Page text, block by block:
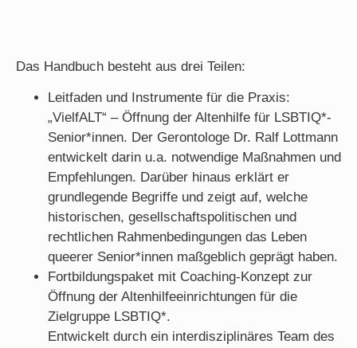
Das Handbuch besteht aus drei Teilen:
Leitfaden und Instrumente für die Praxis:
„VielfALT“ – Öffnung der Altenhilfe für LSBTIQ*-
Senior*innen. Der Gerontologe Dr. Ralf Lottmann
entwickelt darin u.a. notwendige Maßnahmen und
Empfehlungen. Darüber hinaus erklärt er
grundlegende Begriffe und zeigt auf, welche
historischen, gesellschaftspolitischen und
rechtlichen Rahmenbedingungen das Leben
queerer Senior*innen maßgeblich geprägt haben.
Fortbildungspaket mit Coaching-Konzept zur
Öffnung der Altenhilfeeinrichtungen für die
Zielgruppe LSBTIQ*.
Entwickelt durch ein interdisziplinäres Team des